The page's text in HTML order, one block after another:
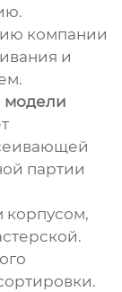
компании
и
модели
партии
корпусом,